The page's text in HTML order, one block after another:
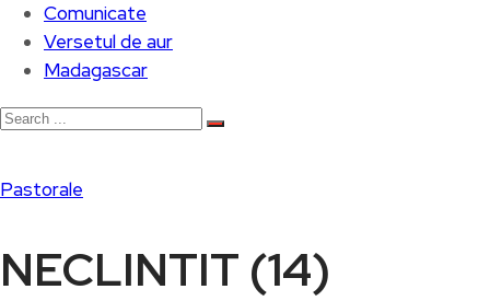
Comunicate
Versetul de aur
Madagascar
Pastorale
NECLINTIT (14)